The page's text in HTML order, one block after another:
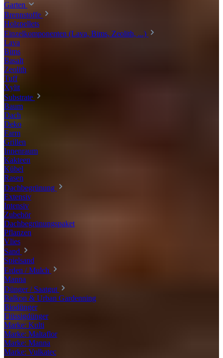
Garten
Brennstoffe
Holzpellets
Einzelkomponenten (Lava, Bims, Zeolith, ...)
Lava
Bims
Basalt
Zeolith
Tuff
Xylit
Substrate
Baum
Dach
Deko
Farm
Grillen
Innenraum
Kakteen
Kübel
Rasen
Dachbegrünung
Extensiv
Intensiv
Zubehör
Dachbegrünungspaket
Pflanzen
Vlies
Sand
Spielsand
Erden / Mulch
Manna
Dünger / Saatgut
Balkon & Urban Gardenning
Biodünger
Flüssigdünger
Marke: Kulti
Marke: Maltaflor
Marke: Manna
Marke: Vulkatec